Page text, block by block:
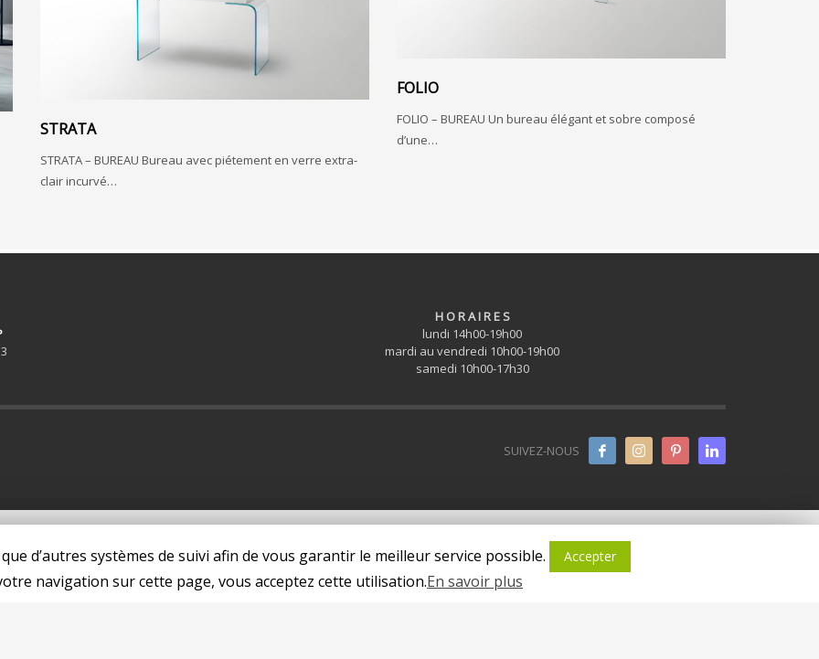
STRATA
STRATA – BUREAU Bureau avec piétement en verre extra-
clair incurvé…
FOLIO
FOLIO – BUREAU Un bureau élégant et sobre composé
d’une…
H O R A I R E S
lundi 14h00-19h00
mardi au vendredi 10h00-19h00
samedi 10h00-17h30
SUIVEZ-NOUS
d’autres systèmes de suivi afin de vous garantir le meilleur service possible. Accepter
navigation sur cette page, vous acceptez cette utilisation.En savoir plus